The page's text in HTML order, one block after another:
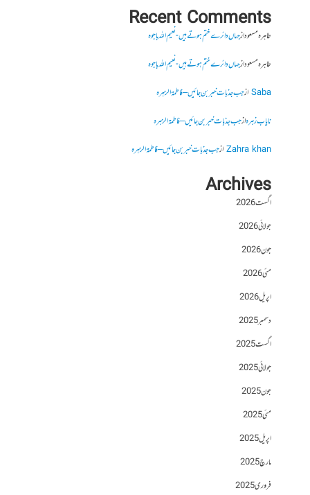
Recent Comments
طاہرہ مسعودازجہاں دائرے ختم ہوتے ہیں- نعیم اللہ باجوہ
طاہرہ مسعودازجہاں دائرے ختم ہوتے ہیں- نعیم اللہ باجوہ
Sabaازجب جذبات خبر بن جائیں – فاطمۃالزہرہ
نایاب زہرہازجب جذبات خبر بن جائیں – فاطمۃالزہرہ
Zahra khanازجب جذبات خبر بن جائیں – فاطمۃالزہرہ
Archives
اگست 2026
جولائی 2026
جون 2026
مئی 2026
اپریل 2026
دسمبر 2025
اگست 2025
جولائی 2025
جون 2025
مئی 2025
اپریل 2025
مارچ 2025
فروری 2025